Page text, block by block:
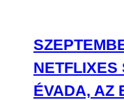
NETFLIXES
ÉVADA, AZ